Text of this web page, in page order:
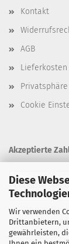
Diese
Wir verwenden
Drittanbietern,
gewährleisten,
Kontakt
AGB
Cookie
Akzeptierte
Unsere